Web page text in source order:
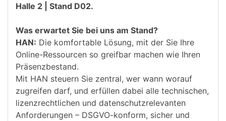
Halle 2 | Stand D02.
Was erwartet Sie bei uns am Stand?
HAN: Die komfortable Lösung, mit der Sie Ihre
Online-Ressourcen so greifbar machen wie Ihren
Präsenzbestand.
Mit HAN steuern Sie zentral, wer wann worauf
zugreifen darf, und erfüllen dabei alle technischen,
lizenzrechtlichen und datenschutzrelevanten
Anforderungen – DSGVO-konform, sicher und